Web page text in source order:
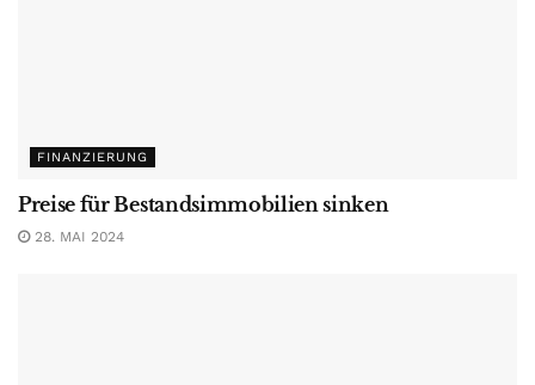
FINANZIERUNG
Preise für Bestandsimmobilien sinken
28. MAI 2024